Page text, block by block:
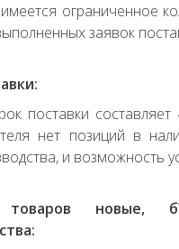
ограниченное
заявок
поставки
нет позиций в
и возможность
товаров новые,